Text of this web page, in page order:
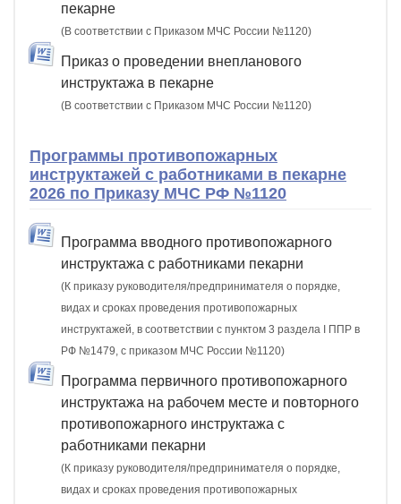
пекарне
(В соответствии с Приказом МЧС России №1120)
Приказ о проведении внепланового
инструктажа в пекарне
(В соответствии с Приказом МЧС России №1120)
Программы противопожарных
инструктажей с работниками в пекарне
2026 по Приказу МЧС РФ №1120
Программа вводного противопожарного
инструктажа с работниками пекарни
(К приказу руководителя/предпринимателя о порядке,
видах и сроках проведения противопожарных
инструктажей, в соответствии с пунктом 3 раздела I ППР в
РФ №1479, с приказом МЧС России №1120)
Программа первичного противопожарного
инструктажа на рабочем месте и повторного
противопожарного инструктажа с
работниками пекарни
(К приказу руководителя/предпринимателя о порядке,
видах и сроках проведения противопожарных